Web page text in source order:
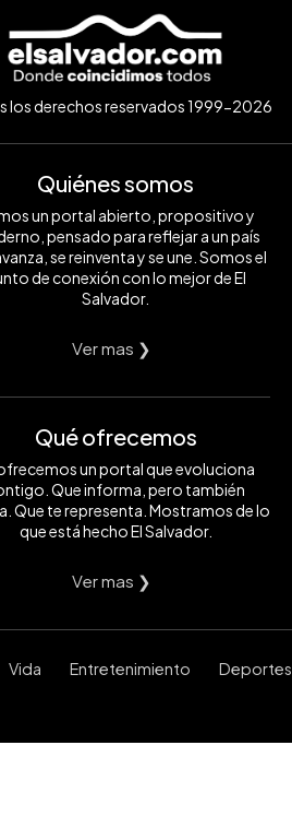
los derechos reservados 1999-2026
Quiénes somos
un portal abierto, propositivo y
pensado para reflejar a un país
se reinventa y se une. Somos el
de conexión con lo mejor de El
Salvador.
Ver mas ❯
Qué ofrecemos
un portal que evoluciona
Que informa, pero también
Que te representa. Mostramos de lo
que está hecho El Salvador.
Ver mas ❯
Vida Entretenimiento Deportes